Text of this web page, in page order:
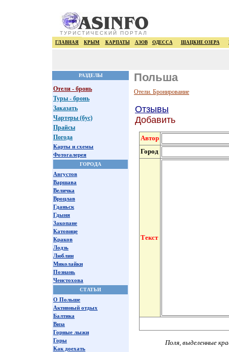
ТУРИСТИЧЕСКИЙ ПОРТАЛ
ГЛАВНАЯ КРЫМ КАРПАТЫ АЗОВ ОДЕССА ШАЦКИЕ ОЗЕРА
РАЗДЕЛЫ Польша
Отели - бронь
Туры - бронь
Заказать
Чартеры (бус)
Прайсы
Погода
Карты и схемы
Фотогалерея
ГОРОДА
Августов
Варшава
Величка
Вроцлав
Гданьск
Гдыня
Закопане
Катовице
Краков
Лодзь
Люблин
Миколайки
Познань
Ченстохова
СТАТЬИ
О Польше
Активный отдых
Балтика
Виза
Горные лыжи
Горы
Как доехать
Отели. Бронирование
Отзывы
Добавить
Автор
Город
Текст
Поля, выделенные